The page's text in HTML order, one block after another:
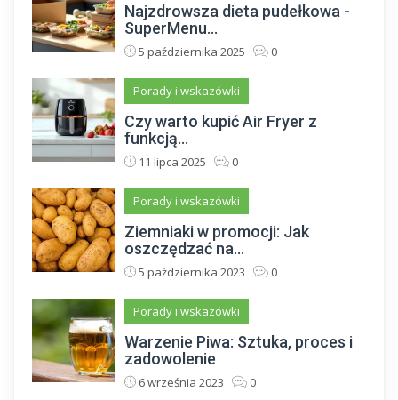
Najzdrowsza dieta pudełkowa -
SuperMenu...
5 października 2025 0
Porady i wskazówki
Czy warto kupić Air Fryer z
funkcją...
11 lipca 2025 0
Porady i wskazówki
Ziemniaki w promocji: Jak
oszczędzać na...
5 października 2023 0
Porady i wskazówki
Warzenie Piwa: Sztuka, proces i
zadowolenie
6 września 2023 0